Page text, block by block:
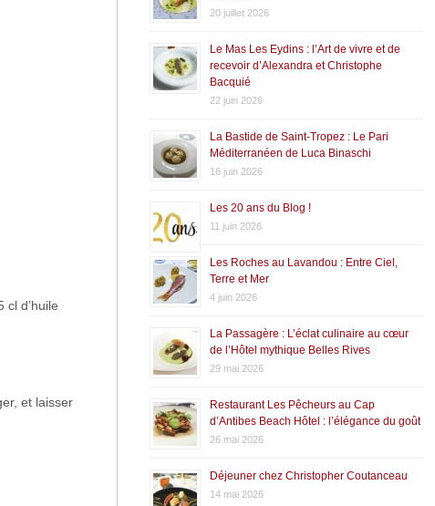
d’huile
et laisser
20 juillet 2026
Le Mas Les Eydins : l’Art de vivre et de
recevoir d’Alexandra et Christophe
Bacquié
22 juin 2026
La Bastide de Saint-Tropez : Le Pari
Méditerranéen de Luca Binaschi
16 juin 2026
Les 20 ans du Blog !
11 juin 2026
Les Roches au Lavandou : Entre Ciel,
Terre et Mer
4 juin 2026
La Passagère : L’éclat culinaire au cœur
de l’Hôtel mythique Belles Rives
29 mai 2026
Restaurant Les Pêcheurs au Cap
d’Antibes Beach Hôtel : l’élégance du goût
26 mai 2026
Déjeuner chez Christopher Coutanceau
14 mai 2026